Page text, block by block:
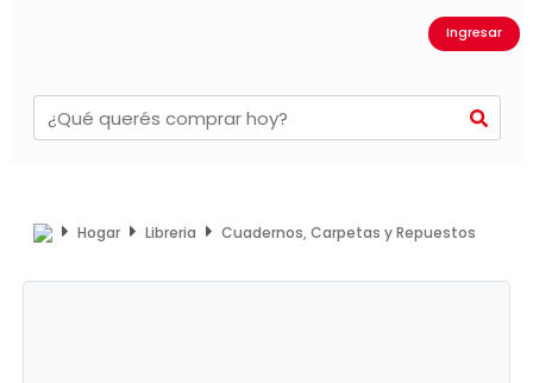
Ingresar
Hogar Libreria Cuadernos, Carpetas y Repuestos